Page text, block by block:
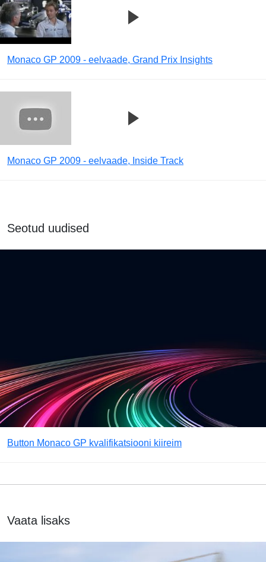
Monaco GP 2009 - eelvaade, Grand Prix Insights
Monaco GP 2009 - eelvaade, Inside Track
Seotud uudised
Button Monaco GP kvalifikatsiooni kiireim
Vaata lisaks